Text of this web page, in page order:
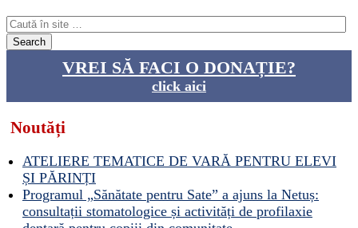
VREI SĂ FACI O DONAȚIE?
click aici
Noutăți
ATELIERE TEMATICE DE VARĂ PENTRU ELEVI
ȘI PĂRINȚI
Programul „Sănătate pentru Sate” a ajuns la Netuș:
consultații stomatologice și activități de profilaxie